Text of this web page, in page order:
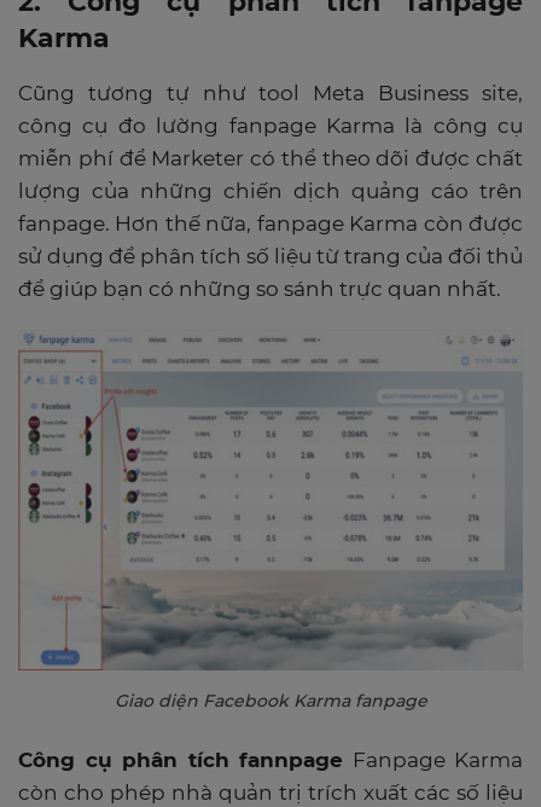
Karma
Cũng tương tự như tool Meta Business site,
công cụ đo lường fanpage Karma là công cụ
miễn phí để Marketer có thể theo dõi được chất
lượng của những chiến dịch quảng cáo trên
fanpage. Hơn thế nữa, fanpage Karma còn được
sử dụng để phân tích số liệu từ trang của đối thủ
để giúp bạn có những so sánh trực quan nhất.
Giao diện Facebook Karma fanpage
Công cụ phân tích fannpage Fanpage Karma
còn cho phép nhà quản trị trích xuất các số liệu